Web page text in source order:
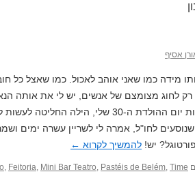
אסיף
מידה כמו שאני אוהב לאכול. כמו שאצל כל
לחוג מצומצם של אנשים, יש לי את אותה
לא "התגלו" על ידי ההמון. לחגיגות יום ההולדת ה-30 שלי,
לחו"ל, אמרה לי לשריין עשרה ימים
יש! להמשיך לקרוא ←
, Feitoria, Mini Bar Teatro, Pastéis de Belém, Time